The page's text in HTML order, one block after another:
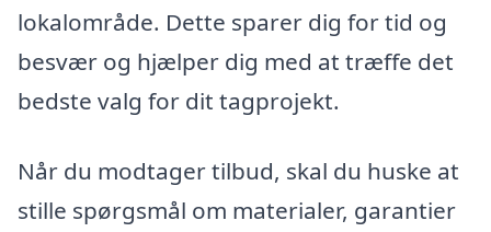
lokalområde. Dette sparer dig for tid og
besvær og hjælper dig med at træffe det
bedste valg for dit tagprojekt.
Når du modtager tilbud, skal du huske at
stille spørgsmål om materialer, garantier